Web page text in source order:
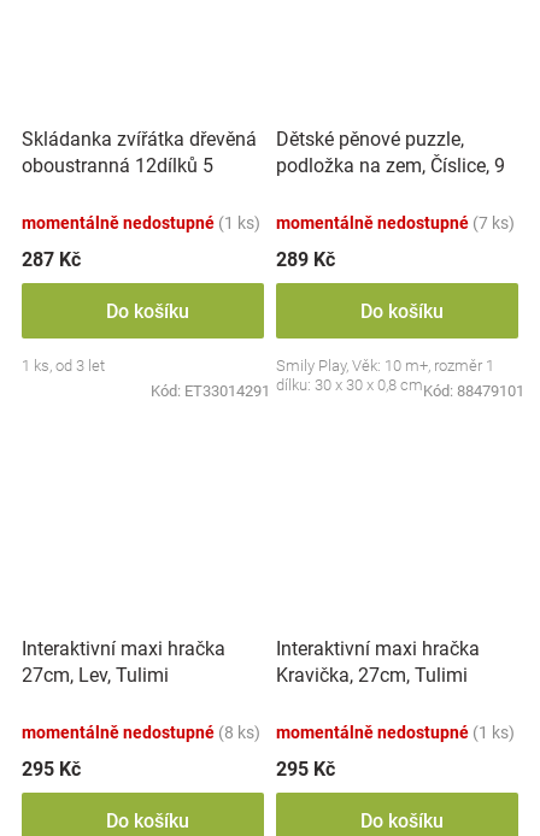
Skládanka zvířátka dřevěná
oboustranná 12dílků 5
17x12x1,5cm
momentálně nedostupné (1 ks)
287 Kč
Do košíku
1 ks, od 3 let
Kód: ET33014291
Dětské pěnové puzzle,
podložka na zem, Číslice, 9
momentálně nedostupné (7 ks)
289 Kč
Do košíku
Smily Play, Věk: 10 m+, rozměr 1
dílku: 30 x 30 x 0,8 cmKód: 88479101
Interaktivní maxi hračka
27cm, Lev, Tulimi
momentálně nedostupné (8 ks)
295 Kč
Do košíku
Interaktivní maxi hračka
Kravička, 27cm, Tulimi
momentálně nedostupné (1 ks)
295 Kč
Do košíku